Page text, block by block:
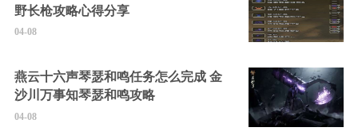
野长枪攻略心得分享
04-08
燕云十六声琴瑟和鸣任务怎么完成 金
沙川万事知琴瑟和鸣攻略
04-08